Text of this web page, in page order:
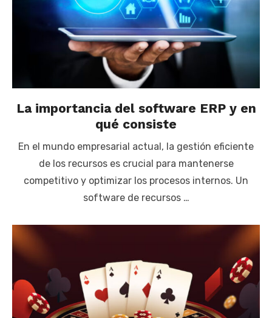
La importancia del software ERP y en
qué consiste
En el mundo empresarial actual, la gestión eficiente
de los recursos es crucial para mantenerse
competitivo y optimizar los procesos internos. Un
software de recursos …